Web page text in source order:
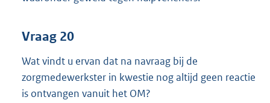
Vraag 20
Wat vindt u ervan dat na navraag bij de
zorgmedewerkster in kwestie nog altijd geen reactie
is ontvangen vanuit het OM?